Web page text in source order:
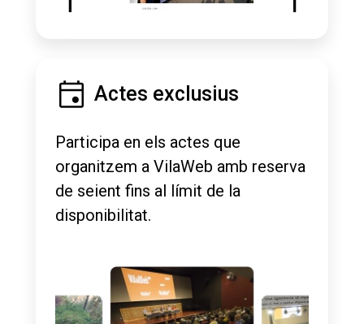
Actes exclusius
Participa en els actes que
organitzem a VilaWeb amb reserva
de seient fins al límit de la
disponibilitat.